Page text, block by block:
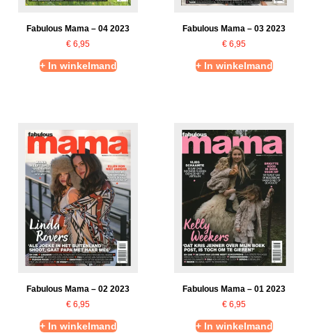
Fabulous Mama – 04 2023
€ 6,95
+ In winkelmand
Fabulous Mama – 03 2023
€ 6,95
+ In winkelmand
Fabulous Mama – 02 2023
€ 6,95
+ In winkelmand
Fabulous Mama – 01 2023
€ 6,95
+ In winkelmand